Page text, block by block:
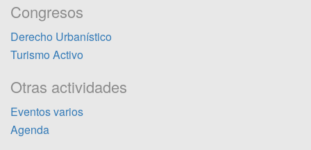
Congresos
Derecho Urbanístico
Turismo Activo
Otras actividades
Eventos varios
Agenda